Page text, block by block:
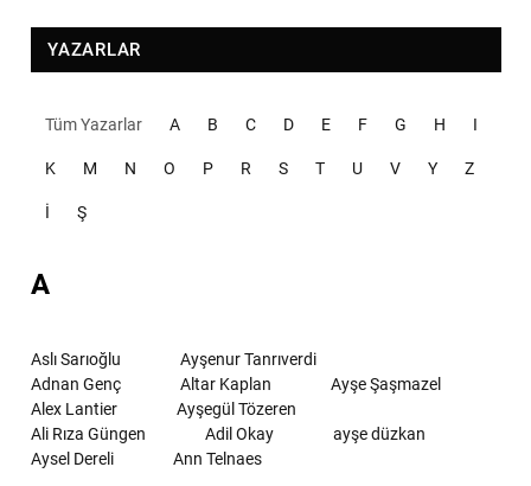
YAZARLAR
Tüm Yazarlar A B C D E F G H I
K M N O P R S T U V Y Z
İ Ş
A
Aslı Sarıoğlu
Ayşenur Tanrıverdi
Adnan Genç
Altar Kaplan
Ayşe Şaşmazel
Alex Lantier
Ayşegül Tözeren
Ali Rıza Güngen
Adil Okay
ayşe düzkan
Aysel Dereli
Ann Telnaes